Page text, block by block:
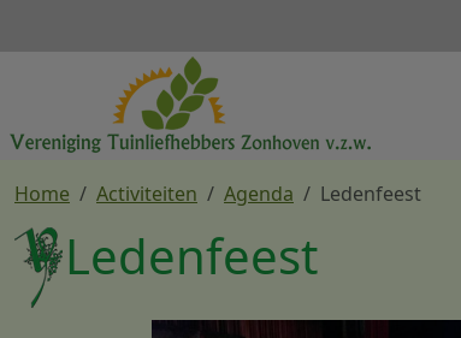
Home Activiteiten Agenda Ledenfeest
Ledenfeest